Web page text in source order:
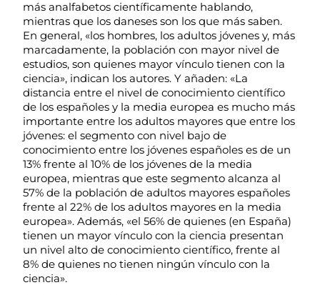
más analfabetos científicamente hablando,
mientras que los daneses son los que más saben.
En general, «los hombres, los adultos jóvenes y, más
marcadamente, la población con mayor nivel de
estudios, son quienes mayor vínculo tienen con la
ciencia», indican los autores. Y añaden: «La
distancia entre el nivel de conocimiento científico
de los españoles y la media europea es mucho más
importante entre los adultos mayores que entre los
jóvenes: el segmento con nivel bajo de
conocimiento entre los jóvenes españoles es de un
13% frente al 10% de los jóvenes de la media
europea, mientras que este segmento alcanza al
57% de la población de adultos mayores españoles
frente al 22% de los adultos mayores en la media
europea». Además, «el 56% de quienes (en España)
tienen un mayor vínculo con la ciencia presentan
un nivel alto de conocimiento científico, frente al
8% de quienes no tienen ningún vínculo con la
ciencia».